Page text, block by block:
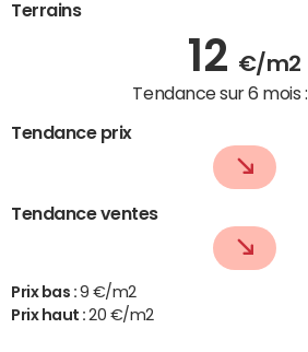
Terrains
12 €/m2
Tendance sur 6 mois :
Tendance prix
Tendance ventes
Prix bas : 9 €/m2
Prix haut :20 €/m2